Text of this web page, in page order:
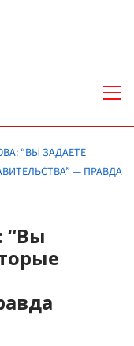
“ВЫ ЗАДАЕТЕ
— ПРАВДА
“Вы